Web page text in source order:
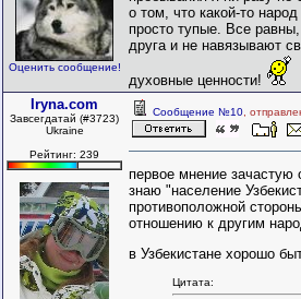
Оценить сообщение!
о том, что какой-то
просто тупые. Все
друга и не навязывают
духовные ценности!
Iryna.com
Завсегдатай (#3723)
Ukraine
Рейтинг: 239
Сообщение №10 ,
первое мнение зачастую
знаю "население
противоположной
отношению к другим
в Узбекистане хорошо
Цитата: